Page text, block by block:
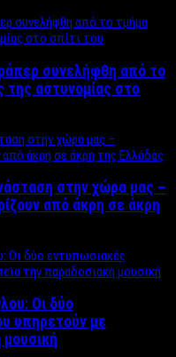
συνελήφθη από το
αστυνομίας στο
στην χώρα μας –
από άκρη σε άκρη
Οι δύο
υπηρετούν με